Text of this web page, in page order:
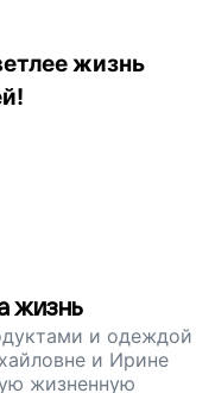
жизнь
жизнь
и одеждой
и Ирине
жизненную